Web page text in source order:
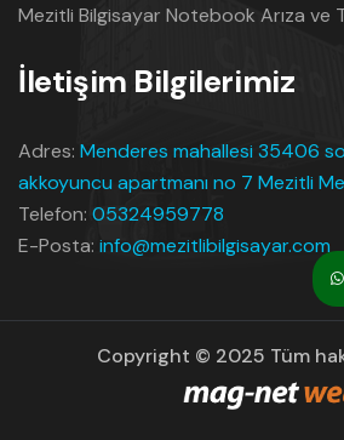
Mezitli Bilgisayar Notebook Arıza ve
İletişim Bilgilerimiz
Adres: Menderes mahallesi 35406
akkoyuncu apartmanı no 7 Mezitli
Telefon: 05324959778
E-Posta: info@mezitlibilgisayar.com
Copyright © 2025 Tüm